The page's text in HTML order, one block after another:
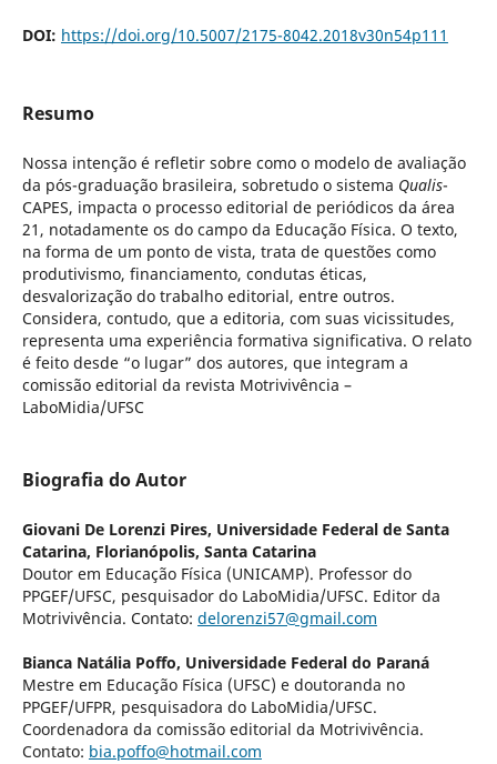
DOI: https://doi.org/10.5007/2175-8042.2018v30n54p111
Resumo
Nossa intenção é refletir sobre como o modelo de avaliação
da pós-graduação brasileira, sobretudo o sistema Qualis-
CAPES, impacta o processo editorial de periódicos da área
21, notadamente os do campo da Educação Física. O texto,
na forma de um ponto de vista, trata de questões como
produtivismo, financiamento, condutas éticas,
desvalorização do trabalho editorial, entre outros.
Considera, contudo, que a editoria, com suas vicissitudes,
representa uma experiência formativa significativa. O relato
é feito desde “o lugar” dos autores, que integram a
comissão editorial da revista Motrivivência –
LaboMidia/UFSC
Biografia do Autor
Giovani De Lorenzi Pires, Universidade Federal de Santa
Catarina, Florianópolis, Santa Catarina
Doutor em Educação Física (UNICAMP). Professor do
PPGEF/UFSC, pesquisador do LaboMidia/UFSC. Editor da
Motrivivência. Contato: delorenzi57@gmail.com
Bianca Natália Poffo, Universidade Federal do Paraná
Mestre em Educação Física (UFSC) e doutoranda no
PPGEF/UFPR, pesquisadora do LaboMidia/UFSC.
Coordenadora da comissão editorial da Motrivivência.
Contato: bia.poffo@hotmail.com